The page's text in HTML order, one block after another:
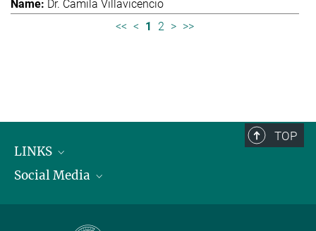
Dr. Camila Villavicencio
<< < 1 2 > >>
TOP
LINKS
Max-Planck-Institut für biologische Intelligenz
Social Media